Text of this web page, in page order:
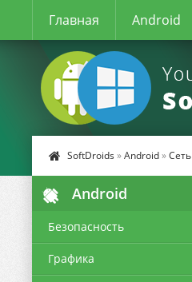
Главная Android
SoftDroids »Android»Сеть
Android
Безопасность
Графика